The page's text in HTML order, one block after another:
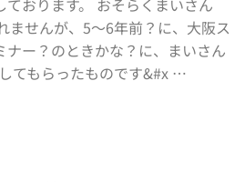
おります。 おそらくまいさん
ませんが、5～6年前？に、大阪ス
ナー？のときかな？に、まいさん
てもらったものです&#x …